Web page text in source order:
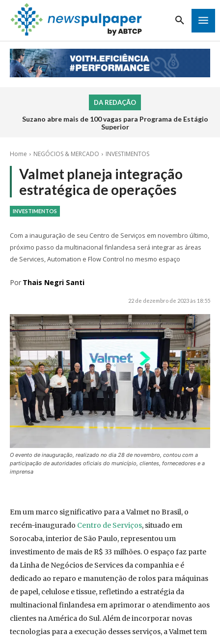
DA REDAÇÃO
Suzano abre mais de 100 vagas para Programa de Estágio
Superior
Home NEGÓCIOS & MERCADO INVESTIMENTOS
Valmet planeja integração
estratégica de operações
INVESTIMENTOS
Com a inauguração de seu Centro de Serviços em novembro último,
próximo passo da multinacional finlandesa será integrar as áreas
de Services, Automation e Flow Control no mesmo espaço
Por Thais Negri Santi
22 de dezembro de 2023 às 18:55
O evento de inauguração, realizado no dia 28 de novembro, contou com a
participação de autoridades oficiais do município, clientes, fornecedores e a
imprensa
Em um marco significativo para a Valmet no Brasil, o
recém-inaugurado Centro de Serviços, situado em
Sorocaba, interior de São Paulo, representou um
investimento de mais de R$ 33 milhões. O espaço faz parte
da Linha de Negócios de Services da companhia e é
dedicado ao reparo e manutenção de rolos para máquinas
de papel, celulose e tissue, refletindo a estratégia da
multinacional finlandesa em aprimorar o atendimento aos
clientes na América do Sul. Além de incorporar novas
tecnologias para a execução desses serviços, a Valmet tem